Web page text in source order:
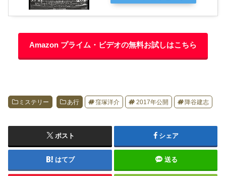
Amazon プライム・ビデオの無料お試しはこちら
ミステリー あ行 窪塚洋介 2017年公開 降谷建志
ポスト シェア
はてブ 送る